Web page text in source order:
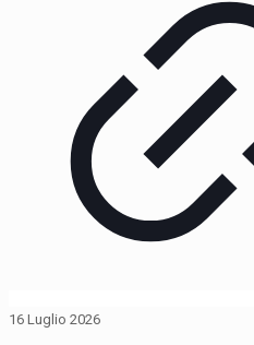
16 Luglio 2026